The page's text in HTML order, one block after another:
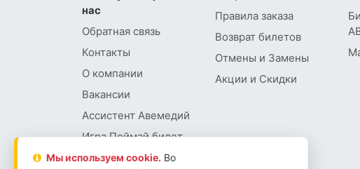
нас
Обратная связь
Контакты
О компании
Вакансии
Ассистент Авемедий
Игра Поймай билет
Правила заказа
Возврат билетов
Отмены и Замены
Акции и Скидки
Мы используем сookie. Во